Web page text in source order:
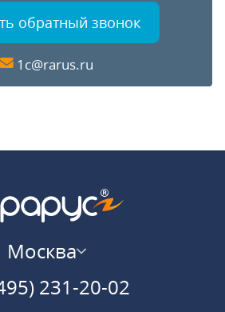
обратный звонок
1c@rarus.ru
Москва
231-20-02